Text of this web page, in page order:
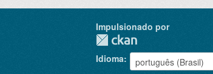
Impulsionado por
Idioma